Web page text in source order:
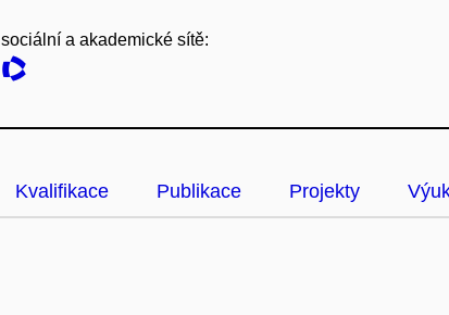
sociální a akademické sítě:
Kvalifikace Publikace Projekty